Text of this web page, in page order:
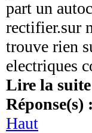
part un
rectifier.sur
trouve rien
electriques
Lire la
Réponse(s) :
Haut